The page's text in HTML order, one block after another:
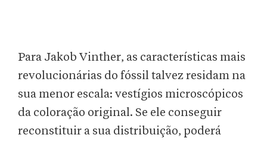
Para Jakob Vinther, as características mais
revolucionárias do fóssil talvez residam na
sua menor escala: vestígios microscópicos
da coloração original. Se ele conseguir
reconstituir a sua distribuição, poderá